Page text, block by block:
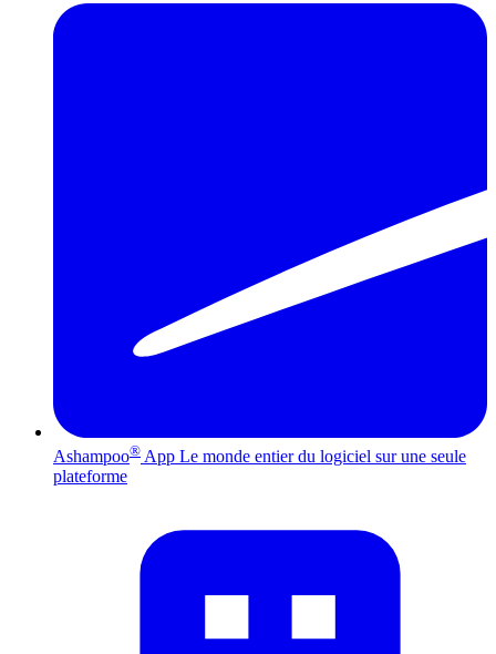
Ashampoo® App Le monde entier du logiciel sur une seule
plateforme